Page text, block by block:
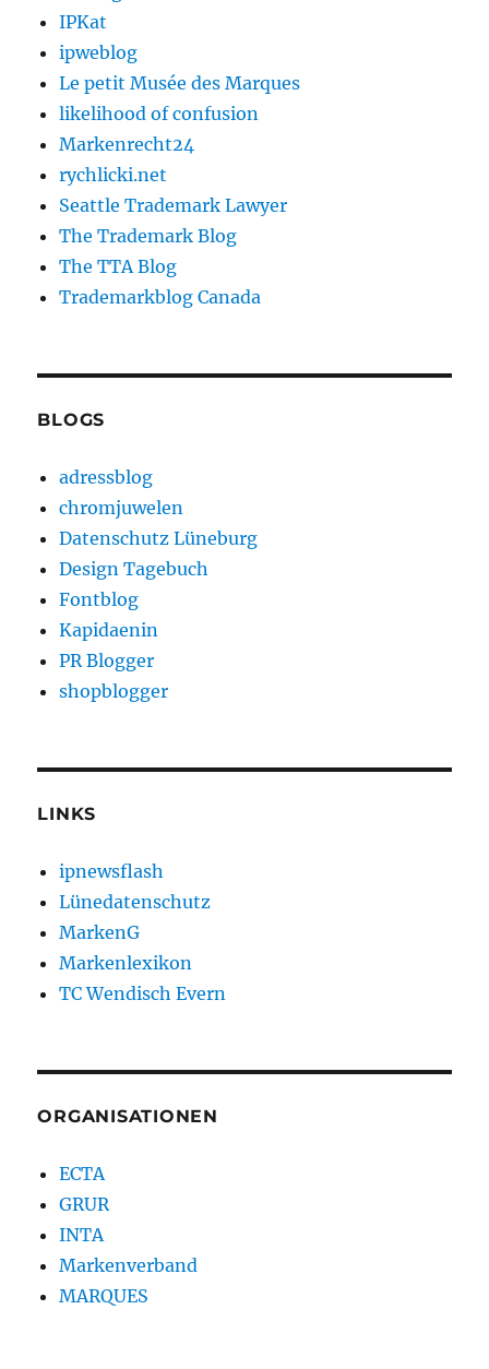
IPKat
ipweblog
Le petit Musée des Marques
likelihood of confusion
Markenrecht24
rychlicki.net
Seattle Trademark Lawyer
The Trademark Blog
The TTA Blog
Trademarkblog Canada
BLOGS
adressblog
chromjuwelen
Datenschutz Lüneburg
Design Tagebuch
Fontblog
Kapidaenin
PR Blogger
shopblogger
LINKS
ipnewsflash
Lünedatenschutz
MarkenG
Markenlexikon
TC Wendisch Evern
ORGANISATIONEN
ECTA
GRUR
INTA
Markenverband
MARQUES